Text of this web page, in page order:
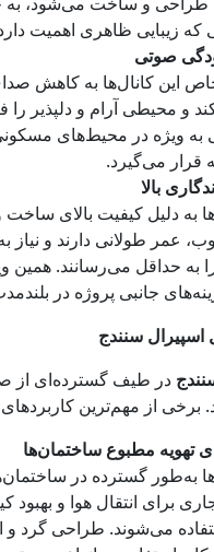
که زیبایی ظاهری اهمیت
صوتی
این کانال‌ها به کاهش
و محیطی آرام و دلپذیر را
به ویژه در محیط‌های
قرار می‌گیرد.
بالا
به دلیل کیفیت بالای ساخت
عمر طولانی دارند و نیاز
به حداقل می‌رسانند.
جانبی پروژه در
اسپیرال سنندج
در طیف گسترده‌ای از
از مهم‌ترین کاربردهای
تهویه مطبوع ساختمان‌ها
به‌طور گسترده در
برای انتقال هوا و بهبود
می‌شوند. طراحی گرد و